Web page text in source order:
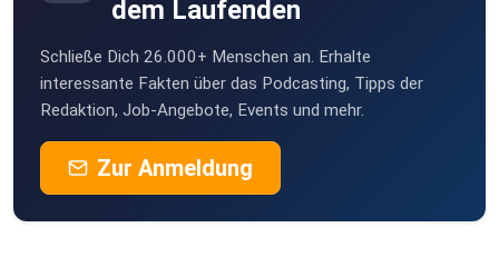
dem Laufenden
Schließe Dich 26.000+ Menschen an. Erhalte
interessante Fakten über das Podcasting, Tipps der
Redaktion, Job-Angebote, Events und mehr.
Zur Anmeldung